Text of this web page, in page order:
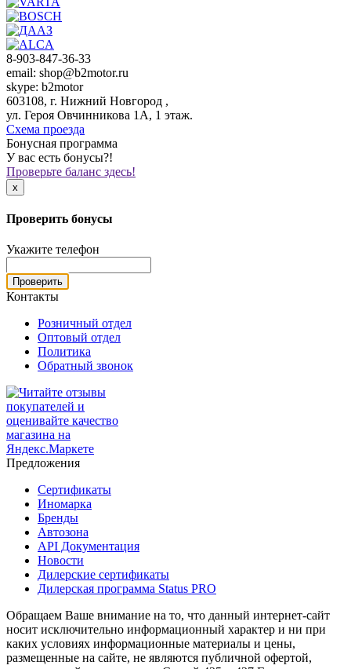
8-903-847-36-33
email: shop@b2motor.ru
skype: b2motor
603108, г. Нижний Новгород ,
ул. Героя Овчинникова 1А, 1 этаж.
Схема проезда
Бонусная программа
У вас есть бонусы?!
Проверьте баланс здесь!
x
Проверить бонусы
Укажите телефон
Проверить
Контакты
Розничный отдел
Оптовый отдел
Политика
Обратный звонок
Предложения
Сертификаты
Иномарка
Бренды
Автозона
API Документация
Новости
Дилерские сертификаты
Дилерская программа Status PRO
Обращаем Ваше внимание на то, что данный интернет-сайт
носит исключительно информационный характер и ни при
каких условиях информационные материалы и цены,
размещенные на сайте, не являются публичной офертой,